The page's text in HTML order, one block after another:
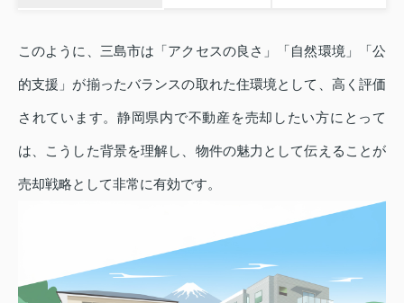
このように、三島市は「アクセスの良さ」「自然環境」「公
的支援」が揃ったバランスの取れた住環境として、高く評価
されています。静岡県内で不動産を売却したい方にとって
は、こうした背景を理解し、物件の魅力として伝えることが
売却戦略として非常に有効です。